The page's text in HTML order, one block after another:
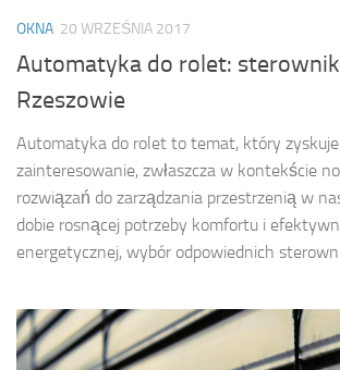
OKNA 20 WRZEŚNIA 2017
Automatyka do rolet:
Rzeszowie
Automatyka do rolet to temat, który
zainteresowanie, zwłaszcza w kontekście
rozwiązań do zarządzania przestrzenią w
dobie rosnącej potrzeby komfortu i
energetycznej, wybór odpowiednich